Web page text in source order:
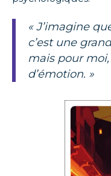
« J’imagine
c’est une
mais pour
d’émotion. »